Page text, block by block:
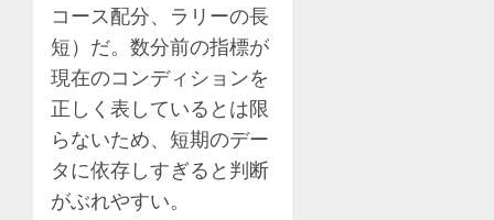
コース配分、ラリーの長
短）だ。数分前の指標が
現在のコンディションを
正しく表しているとは限
らないため、短期のデー
タに依存しすぎると判断
がぶれやすい。